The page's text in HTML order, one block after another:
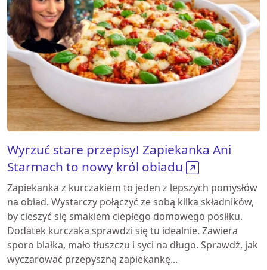
Wyrzuć stare przepisy! Zapiekanka Ani
Starmach to nowy król obiadu
Zapiekanka z kurczakiem to jeden z lepszych pomysłów
na obiad. Wystarczy połączyć ze sobą kilka składników,
by cieszyć się smakiem ciepłego domowego posiłku.
Dodatek kurczaka sprawdzi się tu idealnie. Zawiera
sporo białka, mało tłuszczu i syci na długo. Sprawdź, jak
wyczarować przepyszną zapiekankę...